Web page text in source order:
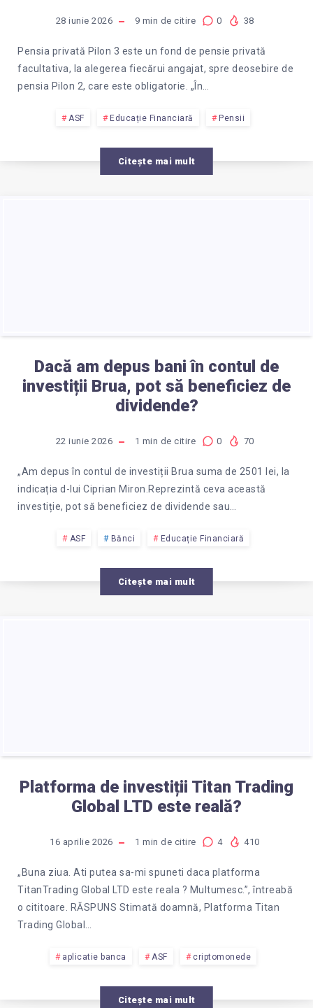
28 iunie 2026 9 min de citire 0 38
Pensia privată Pilon 3 este un fond de pensie privată
facultativa, la alegerea fiecărui angajat, spre deosebire de
pensia Pilon 2, care este obligatorie. „În…
ASF Educație Financiară Pensii
Citește mai mult
Dacă am depus bani în contul de
investiții Brua, pot să beneficiez de
dividende?
22 iunie 2026 1 min de citire 0 70
„Am depus în contul de investiții Brua suma de 2501 lei, la
indicația d-lui Ciprian Miron.Reprezintă ceva această
investiție, pot să beneficiez de dividende sau…
ASF Bănci Educație Financiară
Citește mai mult
Platforma de investiții Titan Trading
Global LTD este reală?
16 aprilie 2026 1 min de citire 4 410
„Buna ziua. Ati putea sa-mi spuneti daca platforma
TitanTrading Global LTD este reala ? Multumesc.”, întreabă
o cititoare. RĂSPUNS Stimată doamnă, Platforma Titan
Trading Global…
aplicatie banca ASF criptomonede
Citește mai mult